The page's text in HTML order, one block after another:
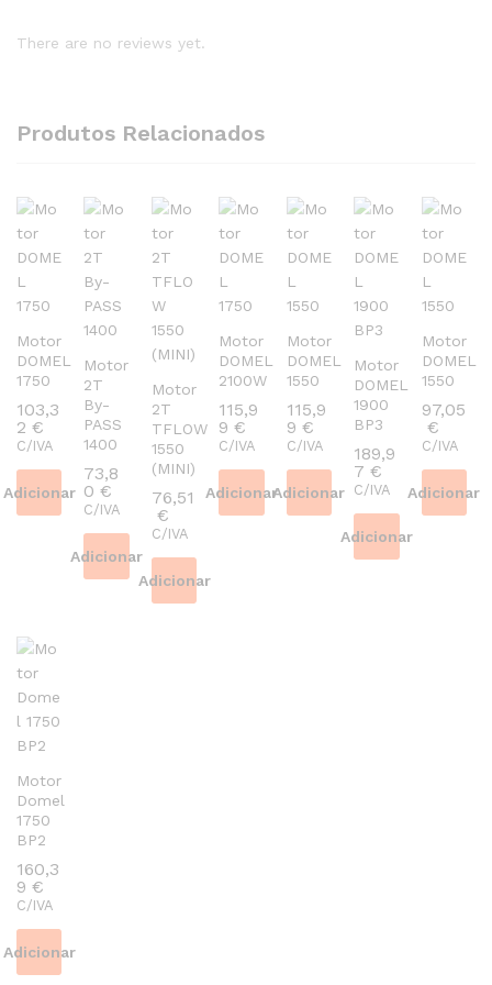
There are no reviews yet.
Produtos Relacionados
Motor
DOMEL
1750
103,3
2 €
C/IVA
Adicionar
Motor
2T
By-
PASS
1400
73,8
0€
C/IVA
Adicionar
Motor
2T
TFLOW
1550
(MINI)
76,51
€
C/IVA
Adicionar
Motor
DOMEL
2100W
115,9
9€
C/IVA
Adicionar
Motor
DOMEL
1550
115,9
9 €
C/IVA
Adicionar
Motor
DOMEL
1900
BP3
189,9
7€
C/IVA
Adicionar
Motor
DOMEL
1550
97,05
€
C/IVA
Adicionar
Motor
Domel
1750
BP2
160,3
9 €
C/IVA
Adicionar